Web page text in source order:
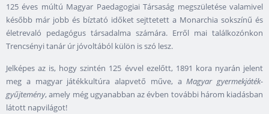
125 éves múltú Magyar Paedagogiai Társaság megszületése valamivel
később már jobb és bíztató időket sejttetett a Monarchia sokszínű és
életrevaló pedagógus társadalma számára. Erről mai találkozónkon
Trencsényi tanár úr jóvoltából külön is szó lesz.
Jelképes az is, hogy szintén 125 évvel ezelőtt, 1891 kora nyarán jelent
meg a magyar játékkultúra alapvető műve, aMagyar gyermekjáték-
gyűjtemény, amely még ugyanabban az évben további három kiadásban
látott napvilágot!